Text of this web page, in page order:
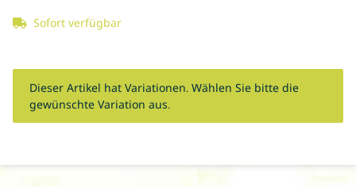
Sofort verfügbar
x
Dieser Artikel hat Variationen. Wählen Sie bitte die
gewünschte Variation aus.